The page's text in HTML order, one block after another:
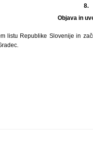
8.
Objava in
listu Republike Slovenije in